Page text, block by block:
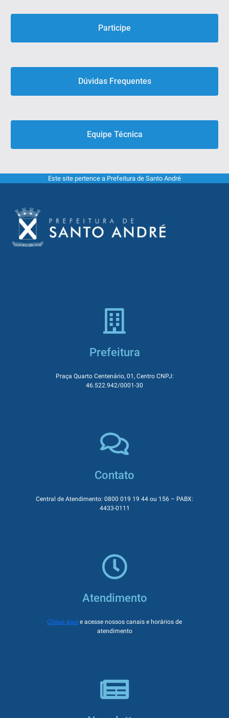
Participe
Dúvidas Frequentes
Equipe Técnica
Este site pertence a Prefeitura de Santo André
Prefeitura
Praça Quarto Centenário, 01, Centro CNPJ:
46.522.942/0001-30
Contato
Central de Atendimento: 0800 019 19 44 ou 156 – PABX:
4433-0111
Atendimento
Clique aqui e acesse nossos canais e horários de
atendimento